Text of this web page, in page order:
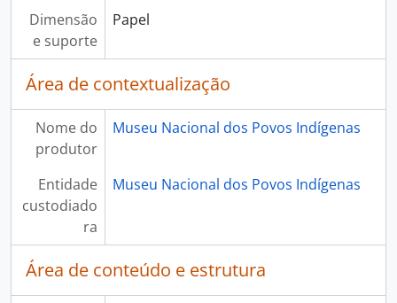
Dimensão
e suporte
Papel
Área de contextualização
Nome do
produtor
Museu Nacional dos Povos Indígenas
Entidade
custodiado
ra
Museu Nacional dos Povos Indígenas
Área de conteúdo e estrutura